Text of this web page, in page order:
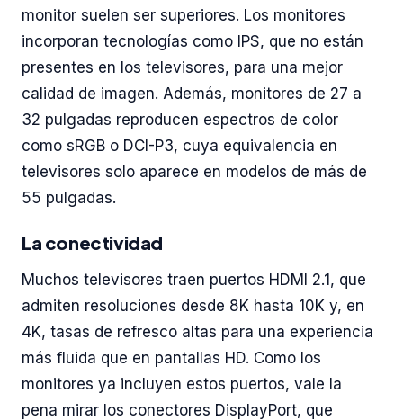
monitor suelen ser superiores. Los monitores
incorporan tecnologías como IPS, que no están
presentes en los televisores, para una mejor
calidad de imagen. Además, monitores de 27 a
32 pulgadas reproducen espectros de color
como sRGB o DCI-P3, cuya equivalencia en
televisores solo aparece en modelos de más de
55 pulgadas.
La conectividad
Muchos televisores traen puertos HDMI 2.1, que
admiten resoluciones desde 8K hasta 10K y, en
4K, tasas de refresco altas para una experiencia
más fluida que en pantallas HD. Como los
monitores ya incluyen estos puertos, vale la
pena mirar los conectores DisplayPort, que